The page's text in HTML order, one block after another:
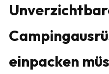
einpacken